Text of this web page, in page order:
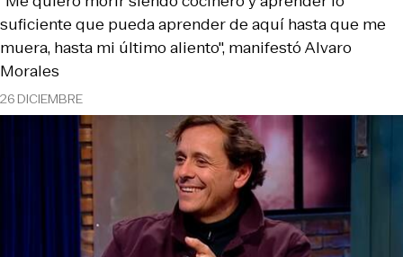
26 DICIEMBRE
suficiente que pueda aprender de aquí hasta que me
muera, hasta mi último aliento", manifestó Alvaro
Morales